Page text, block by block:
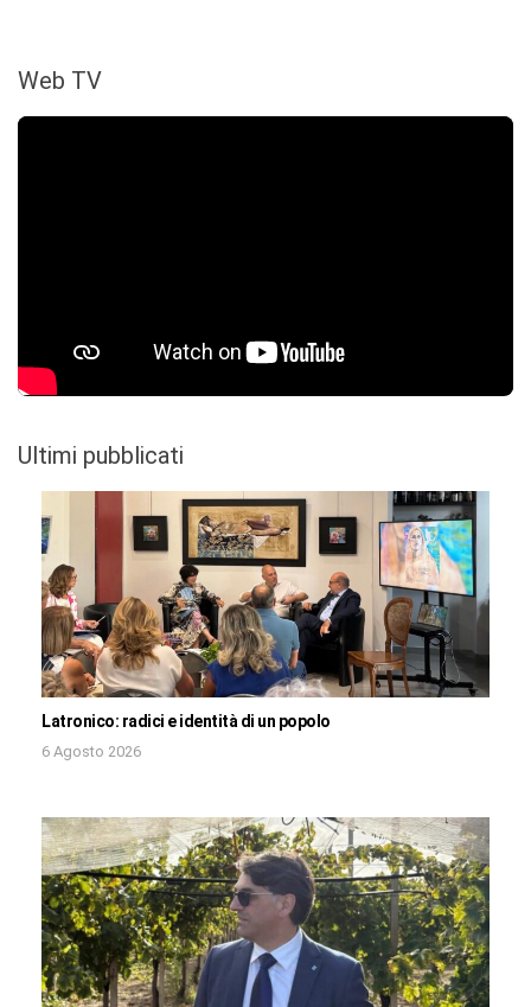
Web TV
Ultimi pubblicati
Latronico: radici e identità di un popolo
6 Agosto 2026